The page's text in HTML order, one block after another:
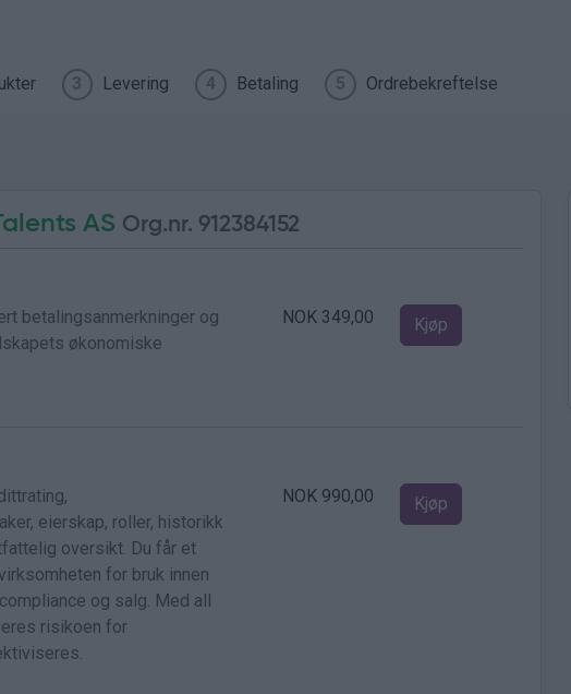
3 Levering 4 Betaling 5 Ordrebekreftelse
AS Org.nr. 912384152
betalingsanmerkninger og
økonomiske
NOK 349,00 Kjøp
eierskap, roller, historikk
oversikt. Du får et
for bruk innen
og salg. Med all
risikoen for
NOK 990,00 Kjøp